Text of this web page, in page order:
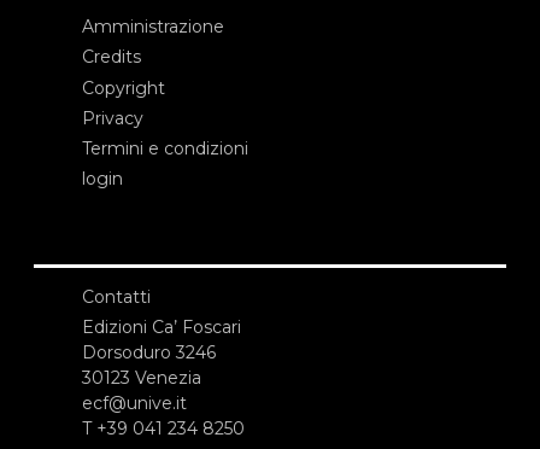
Amministrazione
Credits
Copyright
Privacy
Termini e condizioni
login
Contatti
Edizioni Ca’ Foscari
Dorsoduro 3246
30123 Venezia
ecf@unive.it
T +39 041 234 8250